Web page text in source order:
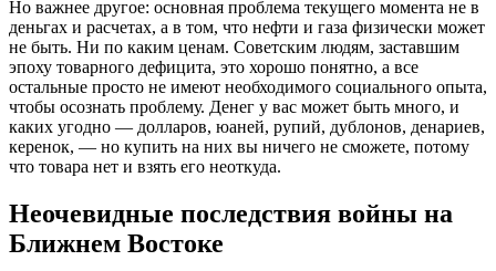
Но важнее другое: основная проблема текущего момента не в
деньгах и расчетах, а в том, что нефти и газа физически может
не быть. Ни по каким ценам. Советским людям, заставшим
эпоху товарного дефицита, это хорошо понятно, а все
остальные просто не имеют необходимого социального опыта,
чтобы осознать проблему. Денег у вас может быть много, и
каких угодно — долларов, юаней, рупий, дублонов, денариев,
керенок, — но купить на них вы ничего не сможете, потому
что товара нет и взять его неоткуда.
Неочевидные последствия войны на
Ближнем Востоке